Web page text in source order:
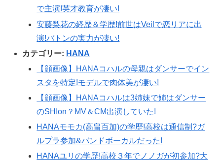
で主演!英才教育が凄い!
安藤梨花の経歴＆学歴!前世はVeilで恋リアに出
演!バトンの実力が凄い!
カテゴリー: HANA
【顔画像】HANAコハルの母親はダンサーでイン
スタを特定!モデルで肉体美が凄い!
【顔画像】HANAコハルは3姉妹で姉はダンサー
のSHIon？MV＆CM出演していた!
HANAモモカ(高畠百加)の学歴!高校は通信制?ガ
ルプラ参加&バンドボーカルだった!
HANAユリの学歴!高校３年でノノガが初参加?大